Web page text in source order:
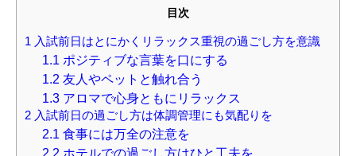
目次
1 入試前日はとにかくリラックス重視の過ごし方を意識
1.1 ポジティブな言葉を口にする
1.2 友人やペットと触れ合う
1.3アロマで心身ともにリラックス
2 入試前日の過ごし方は体調管理にも気配りを
2.1 食事には万全の注意を
2.2 ホテルでの過ごし方はひと工夫を